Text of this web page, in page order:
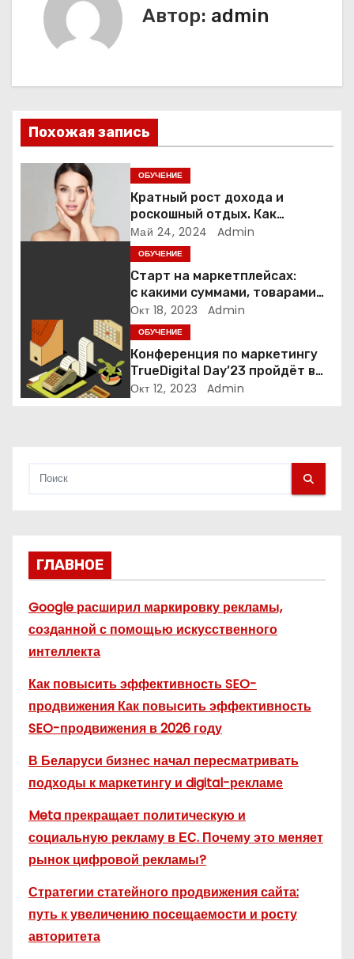
ц
и
я
з
п
и
с
Автор: admin
Похожая запись
ОБУЧЕНИЕ
Кратный рост дохода и
роскошный отдых. Как
назначаемые специалисты
Янины Рыбаковой проводят
бьюти-рынок Беларуси?
Май 24, 2024 Admin
ОБУЧЕНИЕ
Старт на маркетплейсах:
с какими суммами, товарами
и на каких площадках
начинают селлеры
Окт 18, 2023 Admin
ОБУЧЕНИЕ
Конференция по маркетингу
TrueDigital Day’23 пройдёт в
сентябре: рассказываем о ней
Окт 12, 2023 Admin
ГЛАВНОЕ
Google расширил маркировку рекламы,
созданной с помощью искусственного
интеллекта
Как повысить эффективность SEO-
продвижения Как повысить эффективность
SEO-продвижения в 2026 году
В Беларуси бизнес начал пересматривать
подходы к маркетингу и digital-рекламе
Meta прекращает политическую и
социальную рекламу в ЕС. Почему это меняет
рынок цифровой рекламы?
Стратегии статейного продвижения сайта:
путь к увеличению посещаемости и росту
авторитета